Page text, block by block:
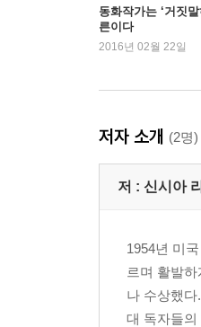
동화작가는 ‘거짓말
른이다
2016년 02월 22일
저자 소개 (2명)
저 : 신시아
1954년 미
르며 활발
나 수상했
대 독자들의